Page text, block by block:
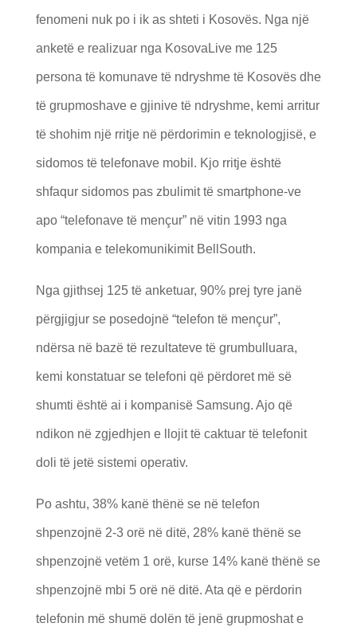
fenomeni nuk po i ik as shteti i Kosovës. Nga një
anketë e realizuar nga KosovaLive me 125
persona të komunave të ndryshme të Kosovës dhe
të grupmoshave e gjinive të ndryshme, kemi arritur
të shohim një rritje në përdorimin e teknologjisë, e
sidomos të telefonave mobil. Kjo rritje është
shfaqur sidomos pas zbulimit të smartphone-ve
apo “telefonave të mençur” në vitin 1993 nga
kompania e telekomunikimit BellSouth.
Nga gjithsej 125 të anketuar, 90% prej tyre janë
përgjigjur se posedojnë “telefon të mençur”,
ndërsa në bazë të rezultateve të grumbulluara,
kemi konstatuar se telefoni që përdoret më së
shumti është ai i kompanisë Samsung. Ajo që
ndikon në zgjedhjen e llojit të caktuar të telefonit
doli të jetë sistemi operativ.
Po ashtu, 38% kanë thënë se në telefon
shpenzojnë 2-3 orë në ditë, 28% kanë thënë se
shpenzojnë vetëm 1 orë, kurse 14% kanë thënë se
shpenzojnë mbi 5 orë në ditë. Ata që e përdorin
telefonin më shumë dolën të jenë grupmoshat e